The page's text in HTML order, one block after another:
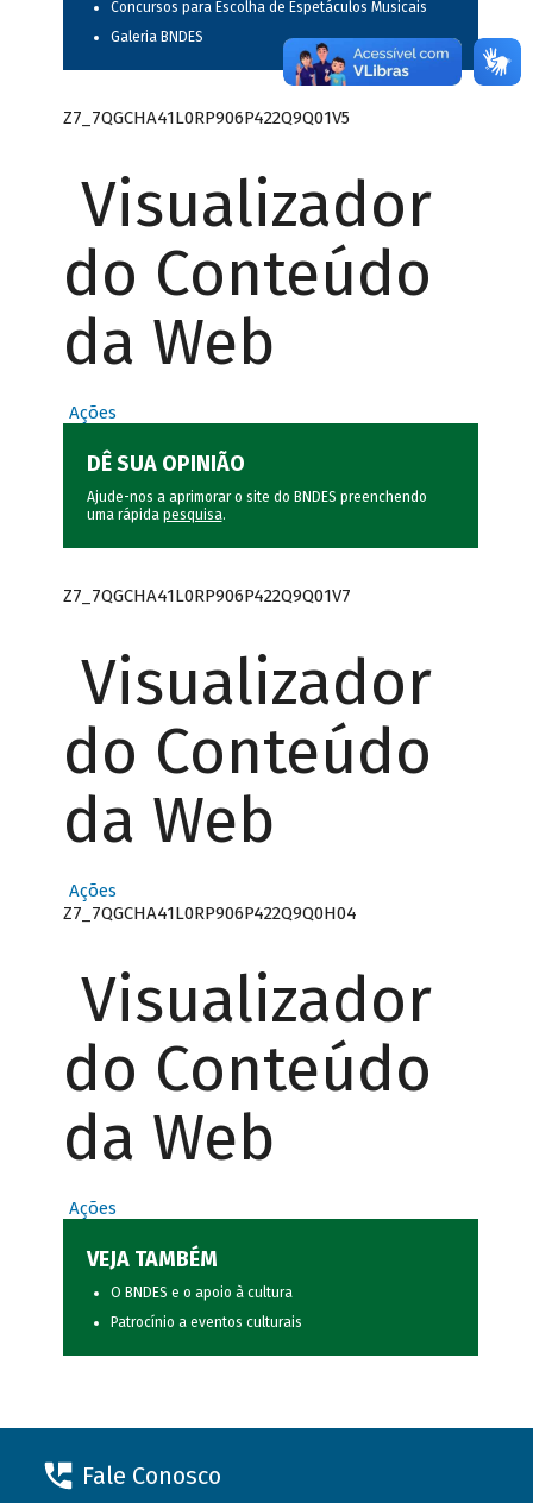
Concursos para Escolha de Espetáculos Musicais
Galeria BNDES
Z7_7QGCHA41L0RP906P422Q9Q01V5
Visualizador
do Conteúdo
da Web
Ações
DÊ SUA OPINIÃO
Ajude-nos a aprimorar o site do BNDES preenchendo
uma rápida pesquisa.
Z7_7QGCHA41L0RP906P422Q9Q01V7
Visualizador
do Conteúdo
da Web
Ações
Z7_7QGCHA41L0RP906P422Q9Q0H04
Visualizador
do Conteúdo
da Web
Ações
VEJA TAMBÉM
O BNDES e o apoio à cultura
Patrocínio a eventos culturais
Fale Conosco